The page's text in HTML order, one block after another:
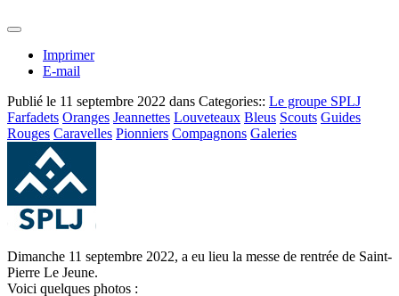
Imprimer
E-mail
Publié le 11 septembre 2022 dans Categories:: Le groupe SPLJ
Farfadets Oranges Jeannettes Louveteaux Bleus Scouts Guides
Rouges Caravelles Pionniers Compagnons Galeries
Dimanche 11 septembre 2022, a eu lieu la messe de rentrée de Saint-
Pierre Le Jeune.
Voici quelques photos :